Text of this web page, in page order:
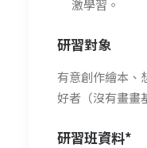
激學習。
研習對象
有意創作繪本、
好者（沒有畫畫
研習班資料*